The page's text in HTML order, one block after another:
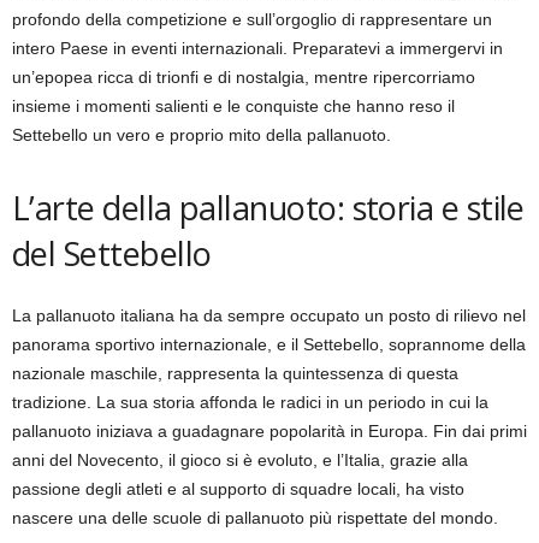
profondo della competizione e sull’orgoglio di rappresentare un
intero Paese in eventi internazionali. Preparatevi a immergervi in
un’epopea ricca di trionfi e di nostalgia, mentre ripercorriamo
insieme i momenti salienti e le conquiste che hanno reso il
Settebello un vero e proprio mito della pallanuoto.
L’arte della pallanuoto: storia e stile
del Settebello
La pallanuoto italiana ha da sempre occupato un posto di rilievo nel
panorama sportivo internazionale, e il Settebello, soprannome della
nazionale maschile, rappresenta la quintessenza di questa
tradizione. La sua storia affonda le radici in un periodo in cui la
pallanuoto iniziava a guadagnare popolarità in Europa. Fin dai primi
anni del Novecento, il gioco si è evoluto, e l’Italia, grazie alla
passione degli atleti e al supporto di squadre locali, ha visto
nascere una delle scuole di pallanuoto più rispettate del mondo.